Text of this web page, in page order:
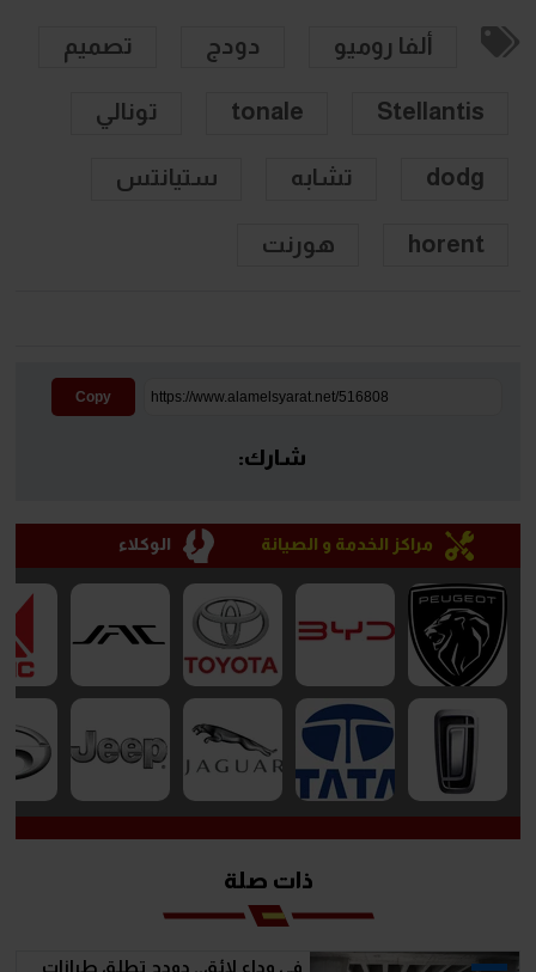
ألفا روميو دودج تصميم
Stellantis
tonale تونالي
dodg تشابه ستيانتس
horent هورنت
Copy
شارك:
مراكز الخدمة و الصيانة الوكلاء
ذات صلة
في وداع لائق.. دودج تطلق طرازات